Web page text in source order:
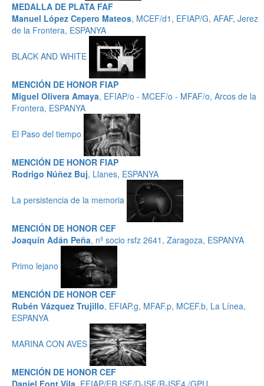
MEDALLA DE PLATA FAF
Manuel López Cepero Mateos, MCEF/d1, EFIAP/G, AFAF, Jerez
de la Frontera, ESPANYA
BLACK AND WHITE
MENCIÓN DE HONOR FIAP
Miguel Olivera Amaya, EFIAP/o - MCEF/o - MFAF/o, Arcos de la
Frontera, ESPANYA
El Paso del tiempo
MENCIÓN DE HONOR FIAP
Rodrigo Núñez Buj, Llanes, ESPANYA
La persistencia de la memoria
MENCIÓN DE HONOR CEF
Joaquín Adán Peña, nº socio rsfz 2641, Zaragoza, ESPANYA
Primo lejano
MENCIÓN DE HONOR CEF
Rubén Vázquez Trujillo, EFIAP.g, MFAF.p, MCEF.b, La Línea,
ESPANYA
MARINA CON AVES
MENCIÓN DE HONOR CEF
Daniel Font Vila , EFIAP/ER.ISF/D-ISF/R-ISF4 /GPU